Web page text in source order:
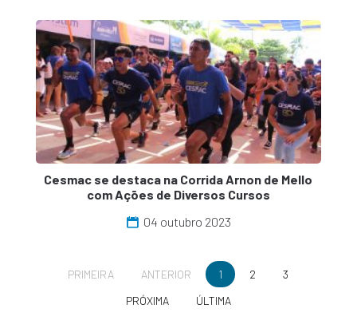
Cesmac se destaca na Corrida Arnon de Mello
com Ações de Diversos Cursos
04 outubro 2023
PRIMEIRA ANTERIOR 1 2
3
PRÓXIMA
ÚLTIMA